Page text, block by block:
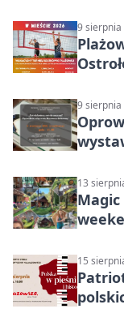
9 sierpnia
9 sierpnia
13
15